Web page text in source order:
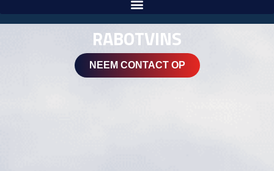
RABOTVINS
NEEM CONTACT OP